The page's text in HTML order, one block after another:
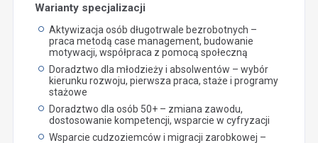
Warianty specjalizacji
Aktywizacja osób długotrwale bezrobotnych –
praca metodą case management, budowanie
motywacji, współpraca z pomocą społeczną
Doradztwo dla młodzieży i absolwentów – wybór
kierunku rozwoju, pierwsza praca, staże i programy
stażowe
Doradztwo dla osób 50+ – zmiana zawodu,
dostosowanie kompetencji, wsparcie w cyfryzacji
Wsparcie cudzoziemców i migracji zarobkowej –